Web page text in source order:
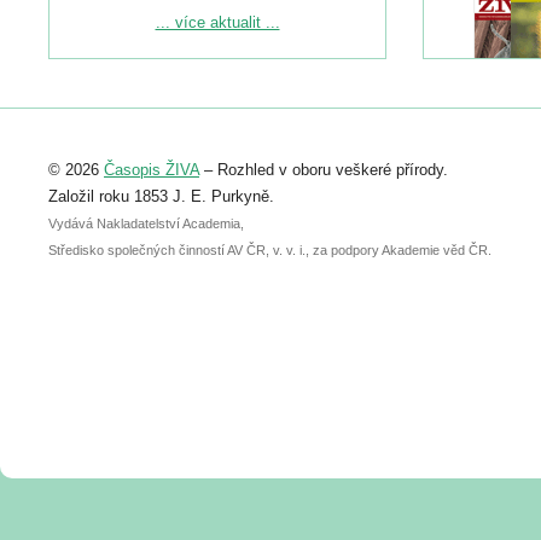
Podrobnější informace ke konferenci
Registrovat se můžete do 6. září.
abstraktu přihlášené přednášky nebo
posteru je už 30. června.
... více aktualit ...
© 2026 Časopis ŽIVA– Rozhled v oboru veškeré přírody.
Založil roku 1853 J. E. Purkyně.
Vydává Nakladatelství Academia,
Středisko společných činností AV ČR, v. v. i., za podpory Akademie věd ČR.